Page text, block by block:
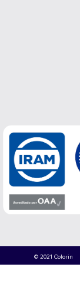
© 2021 Colorin